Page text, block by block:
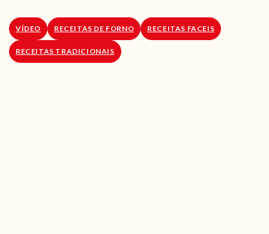
LOJA ONLINE
VÍDEO RECEITAS DE FORNO RECEITAS FACEIS
RECEITAS TRADICIONAIS